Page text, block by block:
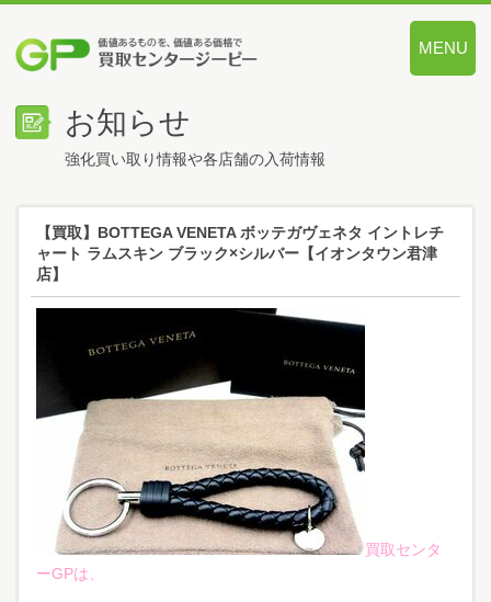
MENU
お知らせ
強化買い取り情報や各店舗の入荷情報
【買取】BOTTEGA VENETA ボッテガヴェネタ イントレチ
ャート ラムスキン ブラック×シルバー【イオンタウン君津
店】
買取センタ
ーGPは、